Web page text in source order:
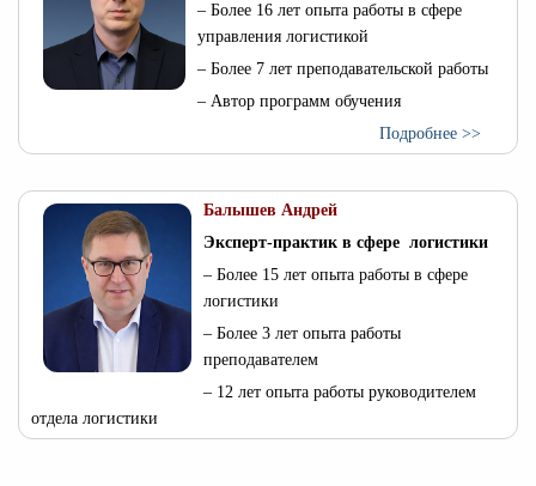
– Более 16 лет опыта работы в сфере
управления логистикой
– Более 7 лет преподавательской работы
– Автор программ обучения
Подробнее >>
Балышев Андрей
Эксперт-практик в сфере логистики
– Более 15 лет опыта работы в сфере
логистики
– Более 3 лет опыта работы
преподавателем
– 12 лет опыта работы руководителем
отдела логистики